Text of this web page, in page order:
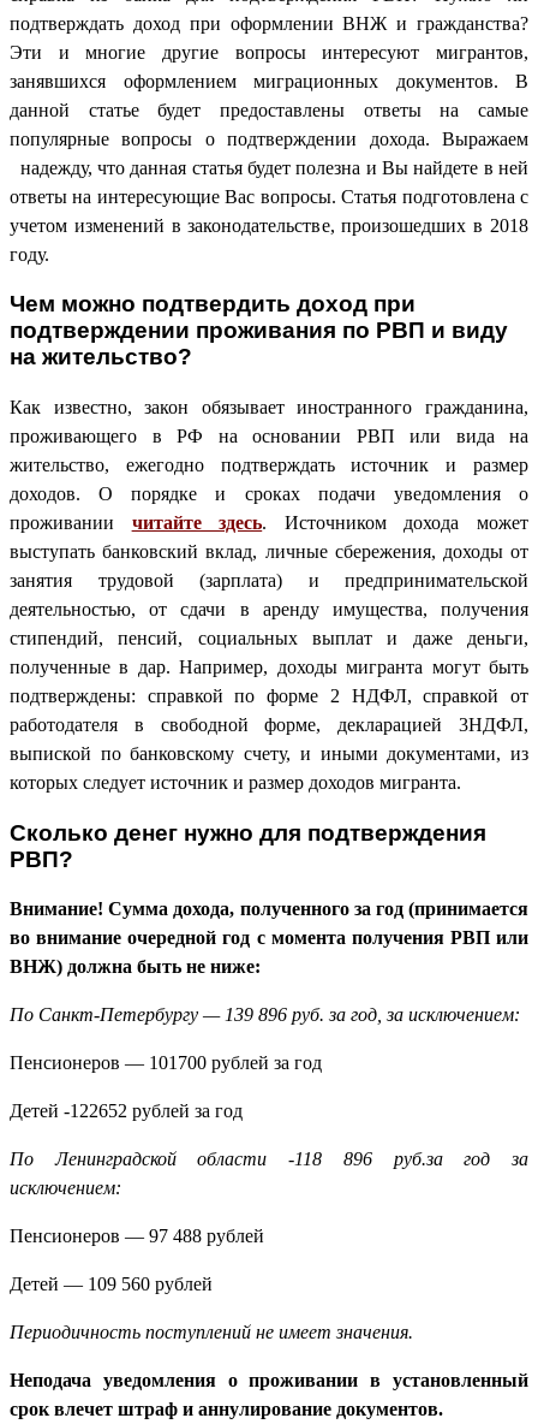
подтверждать доход при оформлении ВНЖ и гражданства?
Эти и многие другие вопросы интересуют мигрантов,
занявшихся оформлением миграционных документов. В
данной статье будет предоставлены ответы на самые
популярные вопросы о подтверждении дохода. Выражаем
надежду, что данная статья будет полезна и Вы найдете в ней
ответы на интересующие Вас вопросы. Статья подготовлена с
учетом изменений в законодательстве, произошедших в 2018
году.
Чем можно подтвердить доход при
подтверждении проживания по РВП и виду
на жительство?
Как известно, закон обязывает иностранного гражданина,
проживающего в РФ на основании РВП или вида на
жительство, ежегодно подтверждать источник и размер
доходов. О порядке и сроках подачи уведомления о
проживании читайте здесь. Источником дохода может
выступать банковский вклад, личные сбережения, доходы от
занятия трудовой (зарплата) и предпринимательской
деятельностью, от сдачи в аренду имущества, получения
стипендий, пенсий, социальных выплат и даже деньги,
полученные в дар. Например, доходы мигранта могут быть
подтверждены: справкой по форме 2 НДФЛ, справкой от
работодателя в свободной форме, декларацией 3НДФЛ,
выпиской по банковскому счету, и иными документами, из
которых следует источник и размер доходов мигранта.
Сколько денег нужно для подтверждения
РВП?
Внимание! Сумма дохода, полученного за год (принимается
во внимание очередной год с момента получения РВП или
ВНЖ) должна быть не ниже:
По Санкт-Петербургу — 139 896 руб. за год, за исключением:
Пенсионеров — 101700 рублей за год
Детей -122652 рублей за год
По Ленинградской области -118 896 руб.за год за
исключением:
Пенсионеров — 97 488 рублей
Детей — 109 560 рублей
Периодичность поступлений не имеет значения.
Неподача уведомления о проживании в установленный
срок влечет штраф и аннулирование документов.